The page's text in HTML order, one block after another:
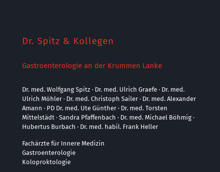
Dr. Spitz & Kollegen
Gastroenterologie an der Krummen Lanke
Dr. med. Wolfgang Spitz · Dr. med. Ulrich Graefe · Dr. med.
Ulrich Möhler · Dr. med. Christoph Sailer · Dr. med. Alexander
Amann · PD Dr. med. Ute Günther · Dr. med. Torsten
Mittelstädt · Sandra Pfaffenbach · Dr. med. Michael Böhmig ·
Hubertus Burbach · Dr. med. habil. Frank Heller
Fachärzte für Innere Medizin
Gastroenterologie
Koloproktologie